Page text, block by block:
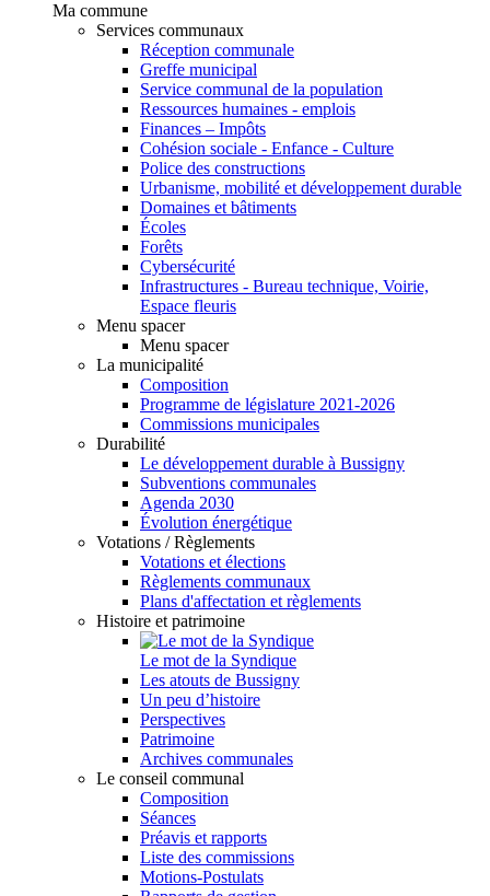
Ma commune
Services communaux
Réception communale
Greffe municipal
Service communal de la population
Ressources humaines - emplois
Finances – Impôts
Cohésion sociale - Enfance - Culture
Police des constructions
Urbanisme, mobilité et développement durable
Domaines et bâtiments
Écoles
Forêts
Cybersécurité
Infrastructures - Bureau technique, Voirie,
Espace fleuris
Menu spacer
Menu spacer
La municipalité
Composition
Programme de législature 2021-2026
Commissions municipales
Durabilité
Le développement durable à Bussigny
Subventions communales
Agenda 2030
Évolution énergétique
Votations / Règlements
Votations et élections
Règlements communaux
Plans d'affectation et règlements
Histoire et patrimoine
Le mot de la Syndique
Les atouts de Bussigny
Un peu d’histoire
Perspectives
Patrimoine
Archives communales
Le conseil communal
Composition
Séances
Préavis et rapports
Liste des commissions
Motions-Postulats